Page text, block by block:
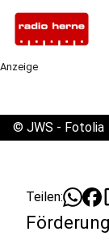
Anzeige
© JWS - Fotolia
Teilen: